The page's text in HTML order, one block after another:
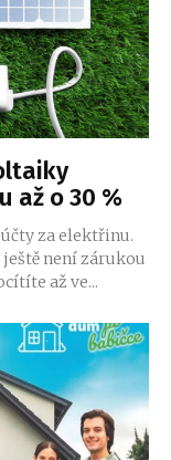
až o 30 %
za elektřinu.
není zárukou
až ve...